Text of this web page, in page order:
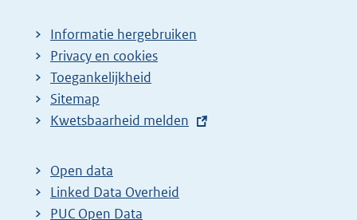
Informatie hergebruiken
Privacy en cookies
Toegankelijkheid
Sitemap
E
t
e
r
Kwetsbaarheid melden
Open data
Linked Data Overheid
PUC Open Data